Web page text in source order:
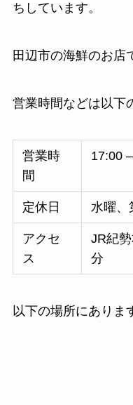
ちしています。
田辺市の海鮮のお店
営業時間などは以下
営業時
間
17:00
定休日 水曜、
アクセ
ス
JR紀
分
以下の場所にありま